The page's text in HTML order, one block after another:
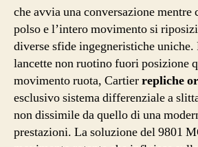
che avvia una conversazione
polso e l’intero movimento si
diverse sfide ingegneristiche uniche.
lancette non ruotino fuori posizione
movimento ruota, Cartierrepliche
esclusivo sistema differenziale a
non dissimile da quello di una
prestazioni. La soluzione del 9801